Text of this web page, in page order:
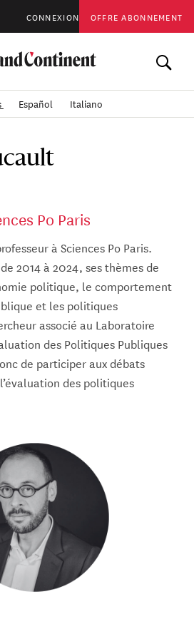
CONNEXION OFFRE ABONNEMENT
Español Italiano
Po Paris
à Sciences Po Paris.
2014 à 2024, ses thèmes de
politique, le comportement
et les politiques
associé au Laboratoire
des Politiques Publiques
de participer aux débats
des politiques